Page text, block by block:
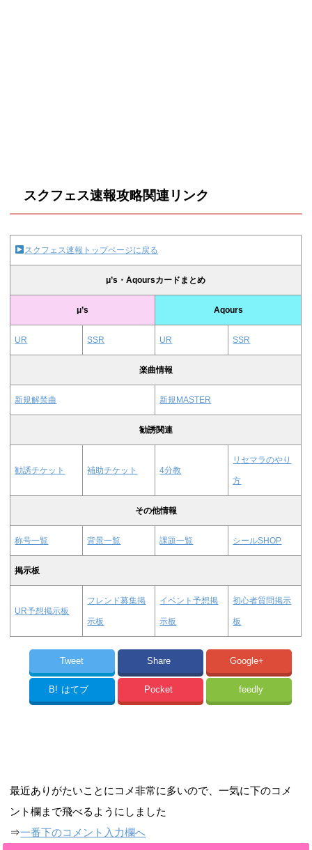
スクフェス速報攻略関連リンク
スクフェス速報トップページに戻る
μ’s・Aqoursカードまとめ
μ’s Aqours
UR SSR UR SSR
楽曲情報
新規解禁曲 新規MASTER
勧誘関連
勧誘チケット 補助チケット 4分教
リセマラのやり
方
その他情報
称号一覧 背景一覧 課題一覧 シールSHOP
掲示板
UR予想掲示板
フレンド募集掲
示板
イベント予想掲
示板
初心者質問掲示
板
Tweet Share Google+
B! はてブ Pocket feedly
最近ありがたいことにコメ非常に多いので、一気に下のコメ
ント欄まで飛べるようにしました
⇒一番下のコメント入力欄へ